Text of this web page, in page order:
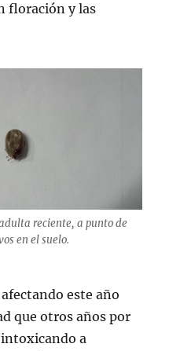
floración y las
reciente, a punto de
en el suelo.
afectando este año
que otros años por
a